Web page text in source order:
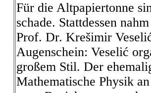
Für die Altpapiertonne
schade. Stattdessen
Prof. Dr. Krešimir
Augenschein: Veselić
großem Stil. Der
Mathematische Physik